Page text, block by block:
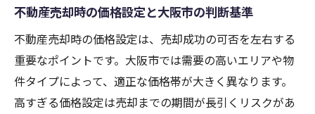
不動産売却時の価格設定と大阪市の判断基準
不動産売却時の価格設定は、売却成功の可否を左右する
重要なポイントです。大阪市では需要の高いエリアや物
件タイプによって、適正な価格帯が大きく異なります。
高すぎる価格設定は売却までの期間が長引くリスクがあ